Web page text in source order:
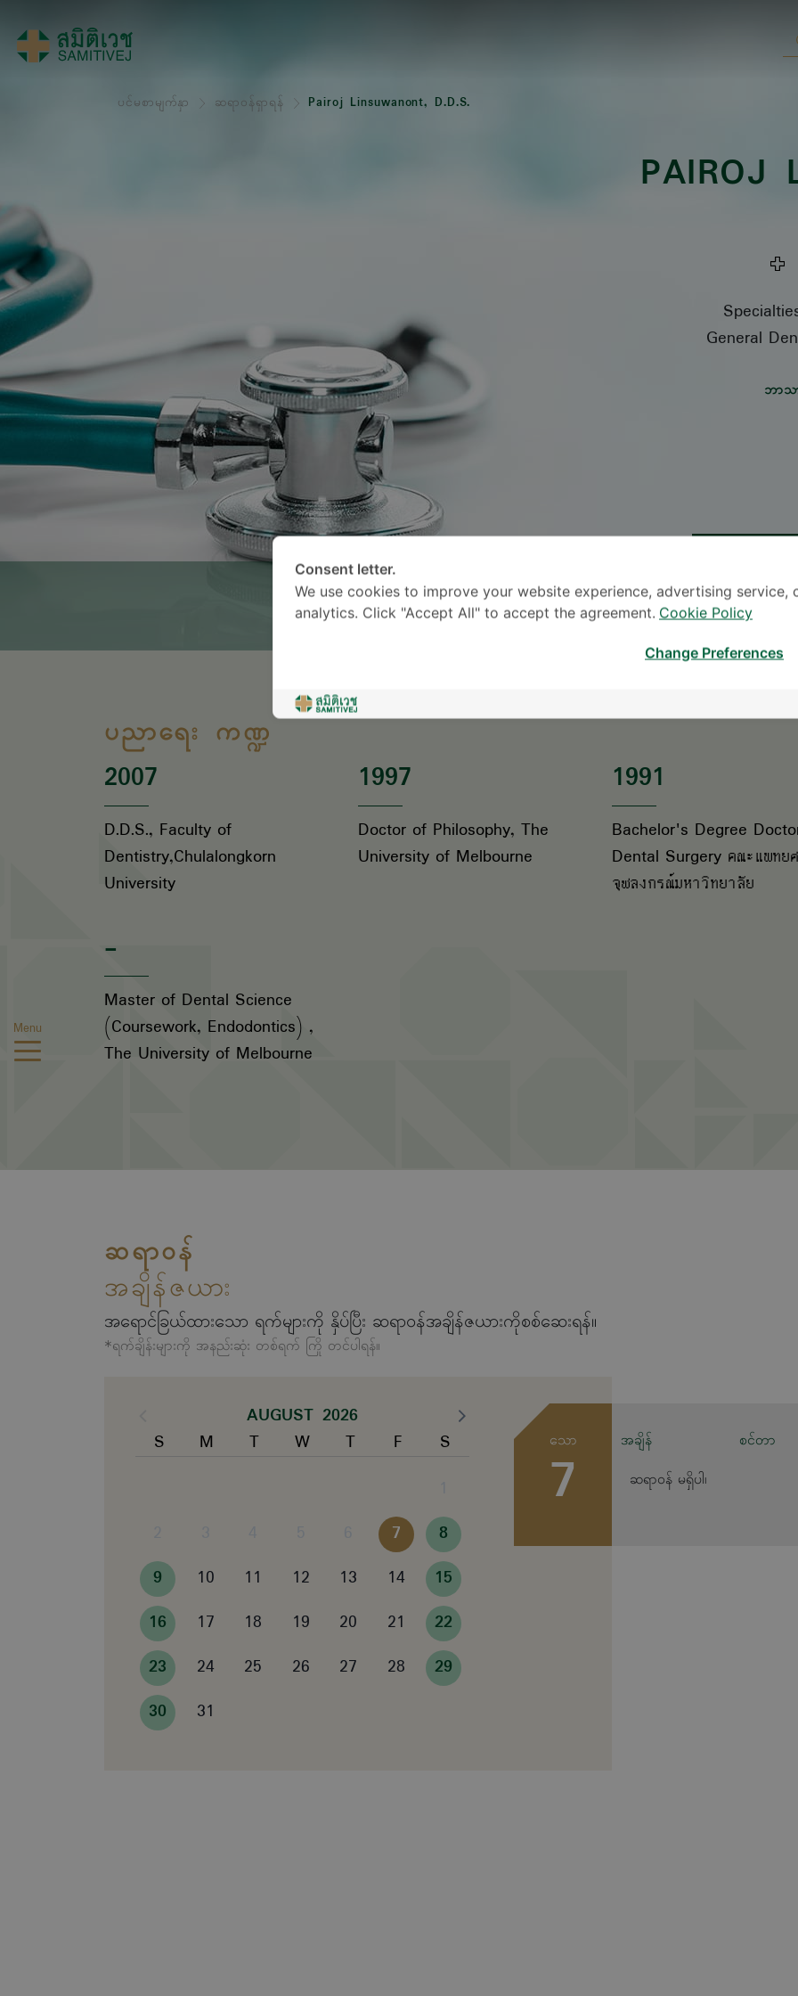
Menu
ပင်မစာမျက်နှာ ဆရာဝန်ရှာရန် Pairoj Linsuwanont, D.D.S.
PAIROJ
General
ဘာသ
မ
* လူကြီးမင်း၏ စုံစမ်းမေးမြန်း
ပညာရေး ကဏ္ဍ
2007
D.D.S., Faculty of
Dentistry,Chulalongkorn
University
1997
Doctor of Philosophy, The
University of Melbourne
1991
Bachelor's Degree
Dental Surgery คณะแพทย
จุฬลงกรณ์มหาวิทยาลัย
-
Master of Dental Science
(Coursework, Endodontics) ,
The University of Melbourne
ဆရာဝန်
အချိန်ဇယား
အရောင်ခြယ်ထားသော ရက်များကို နှိပ်ပြီး ဆရာဝန်အချိန်ဇယားကိုစစ်ဆေးရန်။
*ရက်ချိန်းများကို အနည်းဆုံး တစ်ရက် ကြို တင်ပါရန်။
AUGUST 2026
S
M T W T F
S
7
8
9
10 11 12 13 14
15
16
17 18 19 20 21
22
23
24 25 26 27 28
29
30
31
သော
7
အချိန် စင်တာ
ဆရာဝန် မရှိပါ၊
Consent letter.
We use cookies to improve your website experience, advertising service,
analytics. Click "Accept All" to accept the agreement. Cookie Policy
Change Preferences